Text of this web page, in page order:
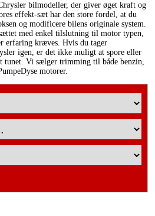
bilmodeller, der giver øget kraft og
effekt-sæt har den store fordel, at du
og modificere bilens originale system.
med enkel tilslutning til motor typen,
erfaring kræves. Hvis du tager
igen, er det ikke muligt at spore eller
tunet. Vi sælger trimming til både benzin,
motorer.